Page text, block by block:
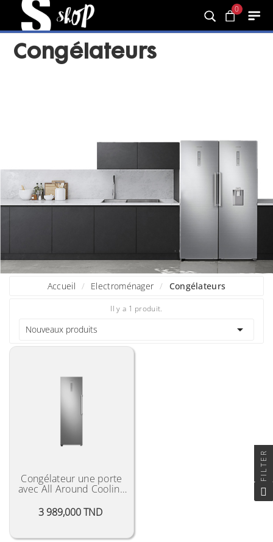
0
Congélateurs
Accueil Electroménager Congélateurs
Il y a 1 produit.
Nouveaux produits 
Congélateur une porte
avec All Around Cooling
3 989,000 TND
FILTER